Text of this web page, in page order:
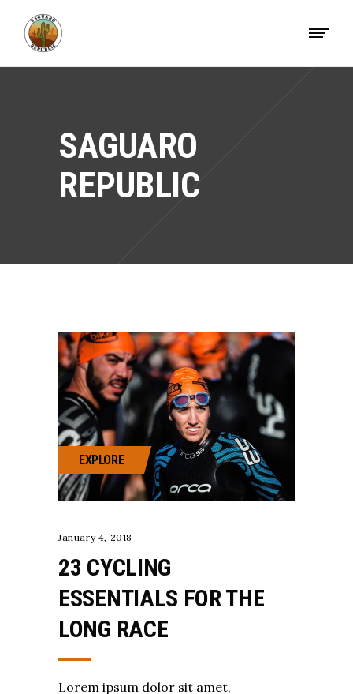
SAGUARO
REPUBLIC
EXPLORE
January 4, 2018
23 CYCLING
ESSENTIALS FOR THE
LONG RACE
Lorem ipsum dolor sit amet,